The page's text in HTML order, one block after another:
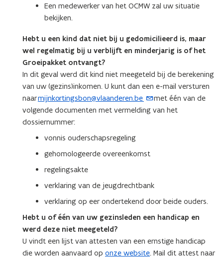
Een medewerker van het OCMW zal uw situatie
bekijken.
Hebt u een kind dat niet bij u gedomicilieerd is, maar
wel regelmatig bij u verblijft en minderjarig is of het
Groeipakket ontvangt?
In dit geval werd dit kind niet meegeteld bij de berekening
van uw (gezins)inkomen. U kunt dan een e-mail versturen
naarmijnkortingsbon@vlaanderen.be
(
o
p
t
i
w
e
-
m
a
met één van de
volgende documenten met vermelding van het
dossiernummer:
vonnis ouderschapsregeling
gehomologeerde overeenkomst
regelingsakte
verklaring van de jeugdrechtbank
verklaring op eer ondertekend door beide ouders.
Hebt u of één van uw gezinsleden een handicap en
werd deze niet meegeteld?
U vindt een lijst van attesten van een ernstige handicap
die worden aanvaard op onze website . Mail dit attest naar